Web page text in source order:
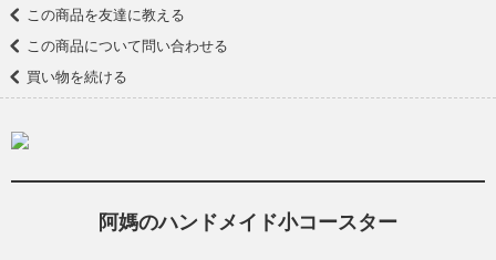
この商品を友達に教える
この商品について問い合わせる
買い物を続ける
阿媽のハンドメイド小コースター